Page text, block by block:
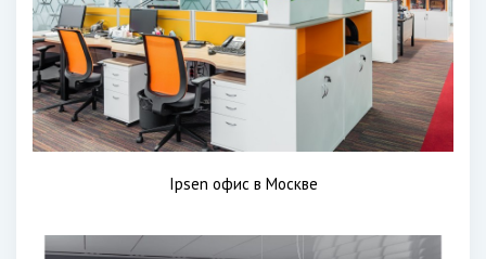
Ipsen офис в Москве